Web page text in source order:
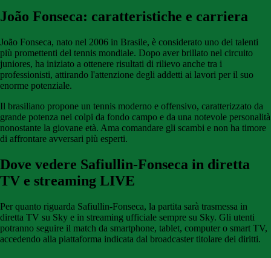
João Fonseca: caratteristiche e carriera
João Fonseca, nato nel 2006 in Brasile, è considerato uno dei talenti
più promettenti del tennis mondiale. Dopo aver brillato nel circuito
juniores, ha iniziato a ottenere risultati di rilievo anche tra i
professionisti, attirando l'attenzione degli addetti ai lavori per il suo
enorme potenziale.
Il brasiliano propone un tennis moderno e offensivo, caratterizzato da
grande potenza nei colpi da fondo campo e da una notevole personalità
nonostante la giovane età. Ama comandare gli scambi e non ha timore
di affrontare avversari più esperti.
Dove vedere Safiullin-Fonseca in diretta
TV e streaming LIVE
Per quanto riguarda Safiullin-Fonseca, la partita sarà trasmessa in
diretta TV su Sky e in streaming ufficiale sempre su Sky. Gli utenti
potranno seguire il match da smartphone, tablet, computer o smart TV,
accedendo alla piattaforma indicata dal broadcaster titolare dei diritti.